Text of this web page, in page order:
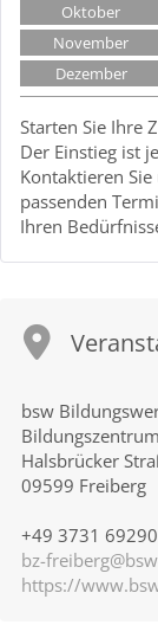
Oktober
November
Dezember
Starten Sie Ihre
Der Einstieg ist
Kontaktieren
passenden
Ihren
bsw
Halsbrücker
09599 Freiberg
+49 3731
bz-
https://